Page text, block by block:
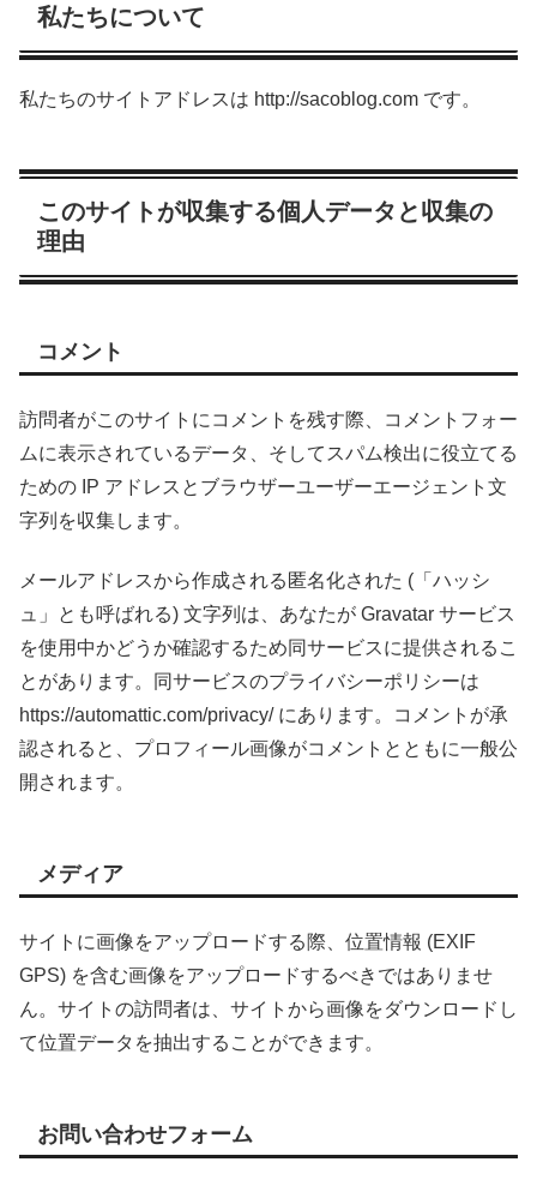
私たちについて
私たちのサイトアドレスは http://sacoblog.com です。
このサイトが収集する個人データと収集の
理由
コメント
訪問者がこのサイトにコメントを残す際、コメントフォー
ムに表示されているデータ、そしてスパム検出に役立てる
ための IP アドレスとブラウザーユーザーエージェント文
字列を収集します。
メールアドレスから作成される匿名化された (「ハッシ
ュ」とも呼ばれる) 文字列は、あなたが Gravatar サービス
を使用中かどうか確認するため同サービスに提供されるこ
とがあります。同サービスのプライバシーポリシーは
https://automattic.com/privacy/ にあります。コメントが承
認されると、プロフィール画像がコメントとともに一般公
開されます。
メディア
サイトに画像をアップロードする際、位置情報 (EXIF
GPS) を含む画像をアップロードするべきではありませ
ん。サイトの訪問者は、サイトから画像をダウンロードし
て位置データを抽出することができます。
お問い合わせフォーム